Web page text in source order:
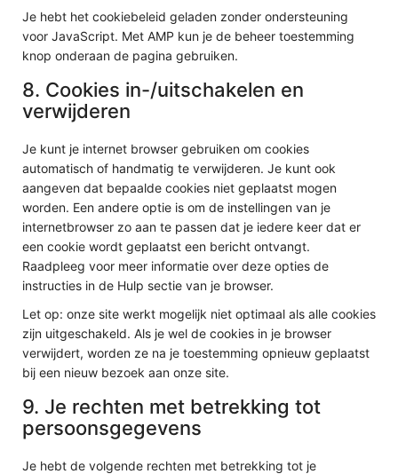
Je hebt het cookiebeleid geladen zonder ondersteuning
voor JavaScript. Met AMP kun je de beheer toestemming
knop onderaan de pagina gebruiken.
8. Cookies in-/uitschakelen en
verwijderen
Je kunt je internet browser gebruiken om cookies
automatisch of handmatig te verwijderen. Je kunt ook
aangeven dat bepaalde cookies niet geplaatst mogen
worden. Een andere optie is om de instellingen van je
internetbrowser zo aan te passen dat je iedere keer dat er
een cookie wordt geplaatst een bericht ontvangt.
Raadpleeg voor meer informatie over deze opties de
instructies in de Hulp sectie van je browser.
Let op: onze site werkt mogelijk niet optimaal als alle cookies
zijn uitgeschakeld. Als je wel de cookies in je browser
verwijdert, worden ze na je toestemming opnieuw geplaatst
bij een nieuw bezoek aan onze site.
9. Je rechten met betrekking tot
persoonsgegevens
Je hebt de volgende rechten met betrekking tot je